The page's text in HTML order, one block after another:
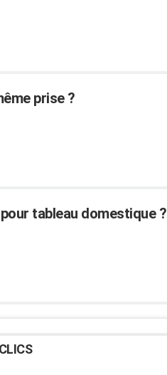
prise ?
tableau domestique ?